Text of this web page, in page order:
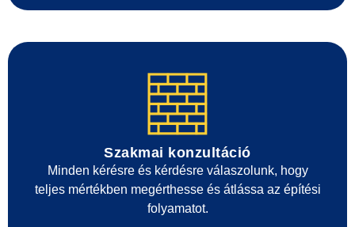
Szakmai konzultáció
Minden kérésre és kérdésre válaszolunk, hogy
teljes mértékben megérthesse és átlássa az építési
folyamatot.